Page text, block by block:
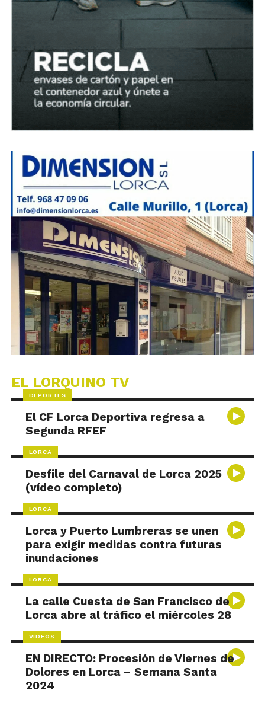
EL LORQUINO TV
DEPORTES
El CF Lorca Deportiva regresa a
Segunda RFEF
LORCA
Desfile del Carnaval de Lorca 2025
(vídeo completo)
LORCA
Lorca y Puerto Lumbreras se unen
para exigir medidas contra futuras
inundaciones
LORCA
La calle Cuesta de San Francisco de
Lorca abre al tráfico el miércoles 28
VÍDEOS
EN DIRECTO: Procesión de Viernes de
Dolores en Lorca – Semana Santa
2024